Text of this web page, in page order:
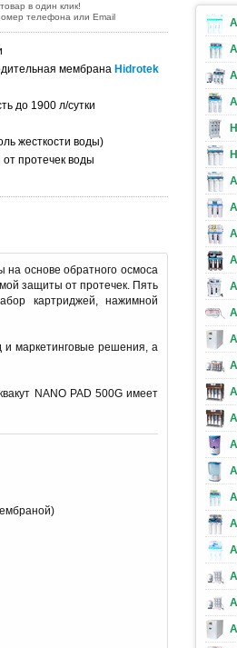
в один клик!
телефона или Email
мембрана Hidrotek
до 1900 л/сутки
жесткости воды)
протечек воды
на основе обратного осмоса
защиты от протечек. Пять
картриджей, нажимной
маркетинговые решения, а
NANO PAD 500G имеет